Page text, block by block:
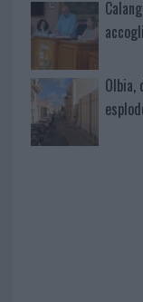
Olbia,